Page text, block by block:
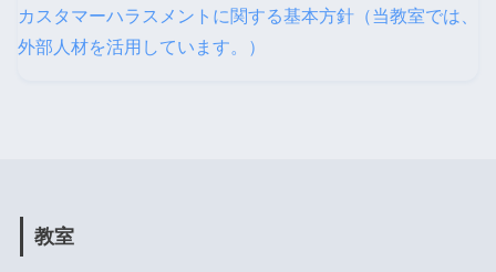
カスタマーハラスメントに関する基本方針（当教室では、
外部人材を活用しています。）
教室